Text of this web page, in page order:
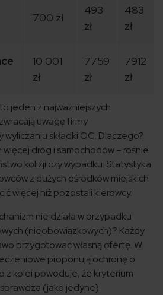
700 zł
493
zł
483
zł
10 001
zł
7759
zł
7912
zł
jeden z najważniejszych
uwagę firmy
składki OC. Dlaczego?
więcej dróg i samochodów – rośnie
kolizji czy wypadku. Statystyka
z dużych ośrodków miejskich
więcej niż pozostali kierowcy.
nie działa w przypadku
(nieobowiązkowych)? Każdy
przygotować własną ofertę. W
proponują ochronę o
z kolei powoduje, że kryterium
(jako jedyne).